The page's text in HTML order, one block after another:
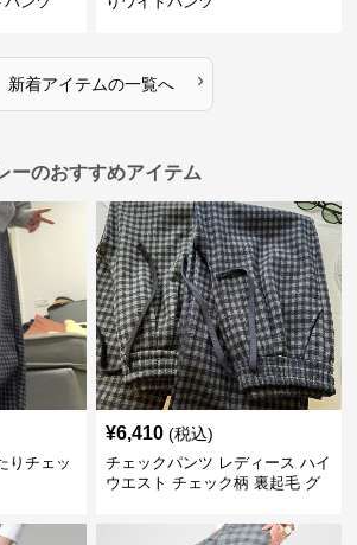
新着アイテムの一覧へ ›
ーのおすすめアイテム
りチェッ
¥6,410 (税込)
チェックパンツ レディース ハイ
ウエスト チェック柄 裏起毛 グ